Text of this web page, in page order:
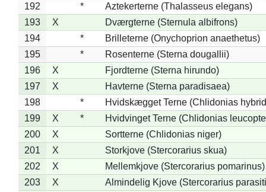
192
*
Aztekerterne (Thalasseus elegans)
193
X
Dværgterne (Sternula albifrons)
194
*
Brilleterne (Onychoprion anaethetus)
195
*
Rosenterne (Sterna dougallii)
196
X
Fjordterne (Sterna hirundo)
197
X
Havterne (Sterna paradisaea)
198
*
Hvidskægget Terne (Chlidonias
199
X *
Hvidvinget Terne (Chlidonias
200
X
Sortterne (Chlidonias niger)
201
X
Storkjove (Stercorarius skua)
202
X
Mellemkjove (Stercorarius pomarinus)
203
X
Almindelig Kjove (Stercorarius